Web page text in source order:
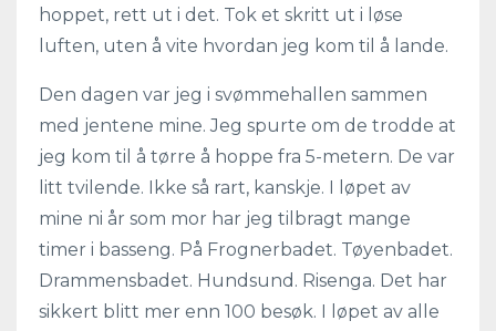
hoppet, rett ut i det. Tok et skritt ut i løse
luften, uten å vite hvordan jeg kom til å lande.
Den dagen var jeg i svømmehallen sammen
med jentene mine. Jeg spurte om de trodde at
jeg kom til å tørre å hoppe fra 5-metern. De var
litt tvilende. Ikke så rart, kanskje. I løpet av
mine ni år som mor har jeg tilbragt mange
timer i basseng. På Frognerbadet. Tøyenbadet.
Drammensbadet. Hundsund. Risenga. Det har
sikkert blitt mer enn 100 besøk. I løpet av alle